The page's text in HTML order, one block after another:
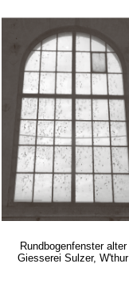
Rundbogenfenster alter
Giesserei Sulzer, W'thur